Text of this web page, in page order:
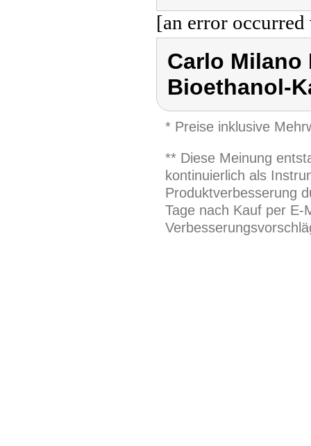
[an error
Carlo Milano
Bioethanol-
* Preise inklusive
** Diese Meinung
kontinuierlich als
Produktverbesserung
Tage nach Kauf per E-